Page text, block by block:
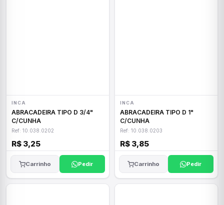
INCA
ABRACADEIRA TIPO D 3/4"
C/CUNHA
Ref: 10.038.0202
R$ 3,25
Carrinho Pedir
INCA
ABRACADEIRA TIPO D 1"
C/CUNHA
Ref: 10.038.0203
R$ 3,85
Carrinho Pedir